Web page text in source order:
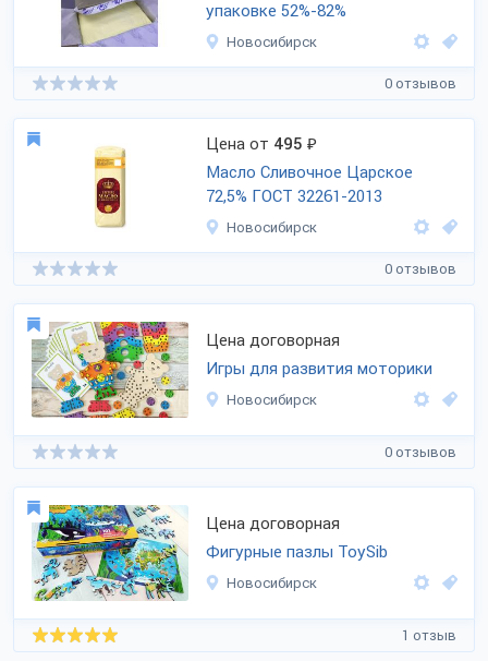
упаковке 52%-82%
Новосибирск
0 отзывов
Цена от 495 ₽
Масло Сливочное Царское
72,5% ГОСТ 32261-2013
Новосибирск
0 отзывов
Цена договорная
Игры для развития моторики
Новосибирск
0 отзывов
Цена договорная
Фигурные пазлы ToySib
Новосибирск
1 отзыв